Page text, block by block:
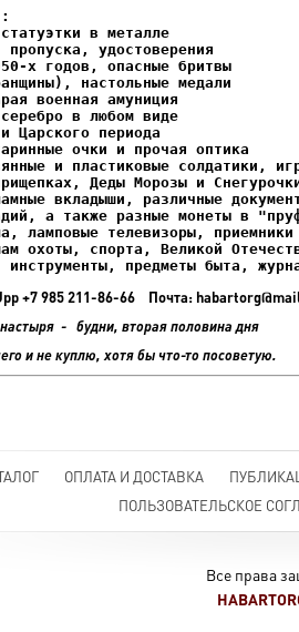
в металле
удостоверения
Деды Морозы и
предметы быта,
+7 985 211-86-66 Почта:
- будни, вторая половина дня
и не куплю, хотя бы что-то посоветую.
ОПЛАТА И ДОСТАВКА
ПОЛЬЗОВАТЕЛЬСКОЕ
Все права